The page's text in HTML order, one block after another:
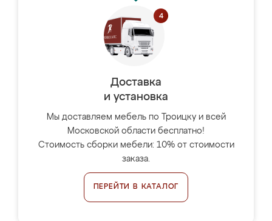
Доставка
и установка
Мы доставляем мебель по Троицку и всей
Московской области бесплатно!
Стоимость сборки мебели: 10% от стоимости
заказа.
ПЕРЕЙТИ В КАТАЛОГ